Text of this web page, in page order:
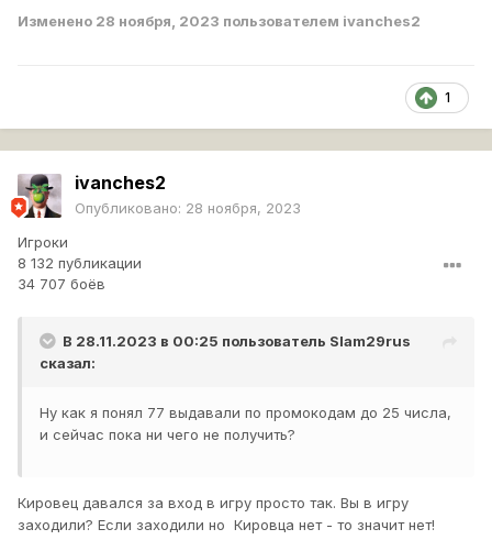
Изменено 28 ноября, 2023 пользователем ivanches2
1
ivanches2
Опубликовано: 28 ноября, 2023
Игроки
8 132 публикации
34 707 боёв
В 28.11.2023 в 00:25 пользователь Slam29rus
сказал:
Ну как я понял 77 выдавали по промокодам до 25 числа,
и сейчас пока ни чего не получить?
Кировец давался за вход в игру просто так. Вы в игру
заходили? Если заходили но Кировца нет - то значит нет!